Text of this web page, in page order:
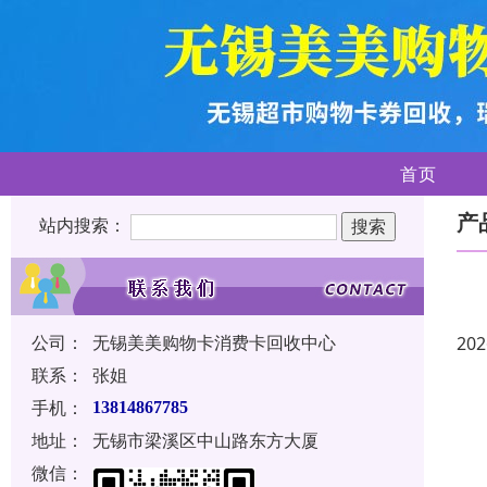
首页
站内搜索：
公司：
无锡美美购物卡消费卡回收中心
联系：
张姐
手机：
13814867785
地址：
无锡市梁溪区中山路东方大厦
微信：
产